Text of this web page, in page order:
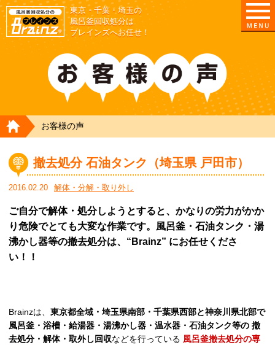
東京/埼玉/千葉/神奈川の 風呂釜撤去・取外し・処分
東京・千葉・埼玉の
風呂釜回収処分は
ブレインズへお任せ！
HOME
お客様の声
撤去処分 石油タンク（埼玉県 戸田市）
2016.02.20 解体・分解・取り外し
ご自分で解体・処分しようとすると、かなりの労力がかか
り危険でとても大変な作業です。風呂釜・石油タンク・湯
沸かし器等の撤去処分は、“Brainz” にお任せくださ
い！！
Brainzは、 東京都全域・埼玉県南部・千葉県西部と神奈川県北部で
風呂釜・浴槽・給湯器・湯沸かし器・温水器・石油タンク等の 撤
去処分・解体・取外し回収などを行っている 風呂釜撤去処分の専